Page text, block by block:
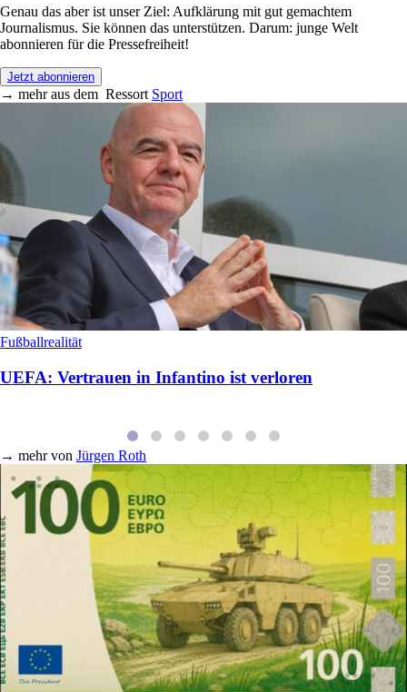
Genau das aber ist unser Ziel: Aufklärung mit gut gemachtem
Journalismus. Sie können das unterstützen. Darum: junge Welt
abonnieren für die Pressefreiheit!
Jetzt abonnieren
→ mehr aus dem Ressort Sport
Fußballrealität
UEFA: Vertrauen in Infantino ist verloren
→ mehr von Jürgen Roth